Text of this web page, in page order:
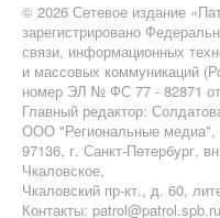
© 2026 Сетевое издание
зарегистрировано
связи, информационных
и массовых коммуникаций
номер ЭЛ № ФС 77 - 82871
Главный редактор:
ООО "Региональные медиа",
97136, г. Санкт-Петербург,
Чкаловское,
Чкаловский пр-кт., д. 60,
Контакты: